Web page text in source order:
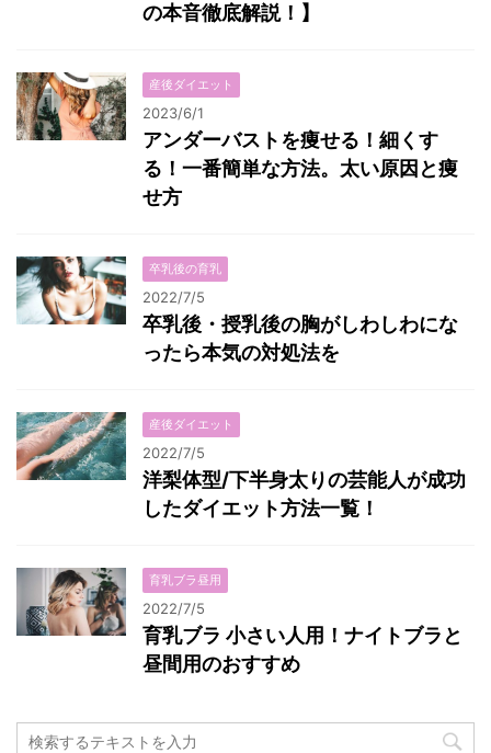
の本音徹底解説！】
産後ダイエット
2023/6/1
アンダーバストを痩せる！細くす
る！一番簡単な方法。太い原因と痩
せ方
卒乳後の育乳
2022/7/5
卒乳後・授乳後の胸がしわしわにな
ったら本気の対処法を
産後ダイエット
2022/7/5
洋梨体型/下半身太りの芸能人が成功
したダイエット方法一覧！
育乳ブラ昼用
2022/7/5
育乳ブラ 小さい人用！ナイトブラと
昼間用のおすすめ